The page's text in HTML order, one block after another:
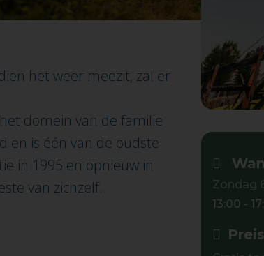
het weer meezit, zal er
domein van de familie
en is één van de oudste
in 1995 en opnieuw in
van zichzelf.
Zondag
13:00 -
Preis